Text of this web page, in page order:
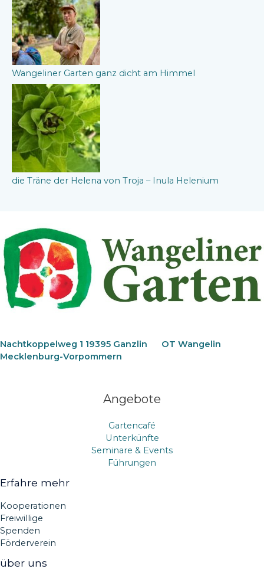
Wangeliner Garten ganz dicht am Himmel
die Träne der Helena von Troja – Inula Helenium
Nachtkoppelweg 1 19395 Ganzlin OT Wangelin
Mecklenburg-Vorpommern
Angebote
Gartencafé
Unterkünfte
Seminare & Events
Führungen
Erfahre mehr
Kooperationen
Freiwillige
Spenden
Förderverein
über uns